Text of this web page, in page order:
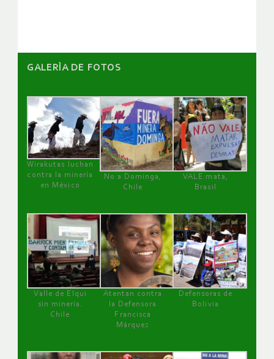
GALERÌA DE FOTOS
Wirakutas luchan
contra la minería
en México
No a Dominga,
Chile
VALE mata,
Brasil
Valle de Elqui
sin minería.
Chile
Atentan contra
la Defensora
Francisca
Márquez
Defensoras de
Bolivia